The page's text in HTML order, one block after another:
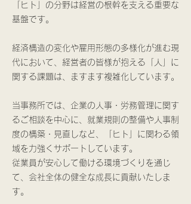
「ヒト」の分野は経営の根幹を支える重要な
基盤です。
経済構造の変化や雇用形態の多様化が進む現
代において、経営者の皆様が抱える「人」に
関する課題は、ますます複雑化しています。
当事務所では、企業の人事・労務管理に関す
るご相談を中心に、就業規則の整備や人事制
度の構築・見直しなど、「ヒト」に関わる領
域を力強くサポートしています。
従業員が安心して働ける環境づくりを通じ
て、会社全体の健全な成長に貢献いたしま
す。